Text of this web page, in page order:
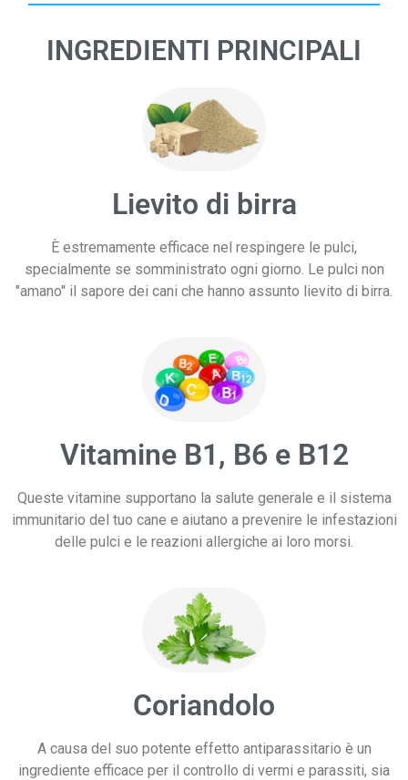
INGREDIENTI PRINCIPALI
Lievito di birra
È estremamente efficace nel respingere le pulci,
specialmente se somministrato ogni giorno. Le pulci non
"amano" il sapore dei cani che hanno assunto lievito di birra.
Vitamine B1, B6 e B12
Queste vitamine supportano la salute generale e il sistema
immunitario del tuo cane e aiutano a prevenire le infestazioni
delle pulci e le reazioni allergiche ai loro morsi.
Coriandolo
A causa del suo potente effetto antiparassitario è un
ingrediente efficace per il controllo di vermi e parassiti, sia